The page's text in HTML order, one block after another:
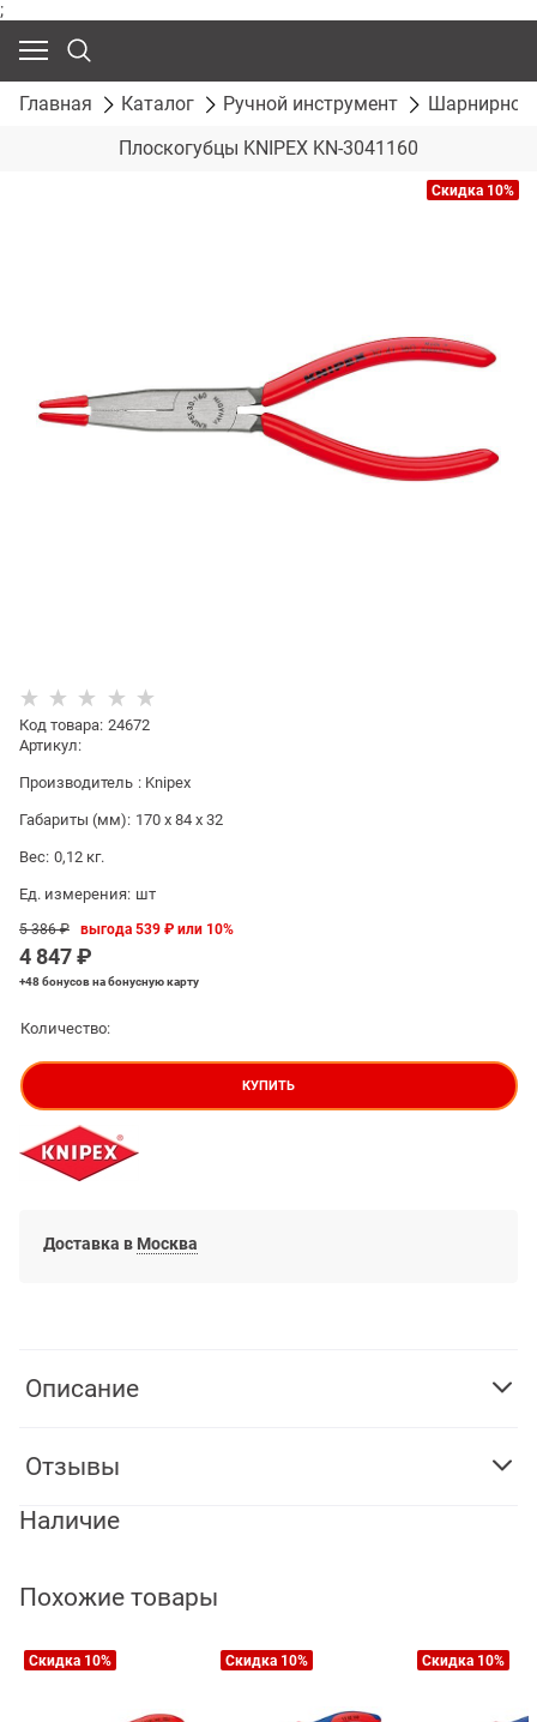
;
Главная Каталог Ручной инструмент
Шарнирно-
Плоскогубцы KNIPEX KN-3041160
Скидка 10%
Код товара: 24672
Артикул:
Производитель : Knipex
Габариты (мм): 170 x 84 x 32
Вес: 0,12 кг.
Ед. измерения: шт
5 386 ₽
4 847 ₽
выгода539 ₽ или 10%
+48 бонусовна бонусную карту
Количество:
КУПИТЬ
Доставка в Москва
Описание
Отзывы
Наличие
Похожие товары
Скидка 10% Скидка 10% Скидка 10%